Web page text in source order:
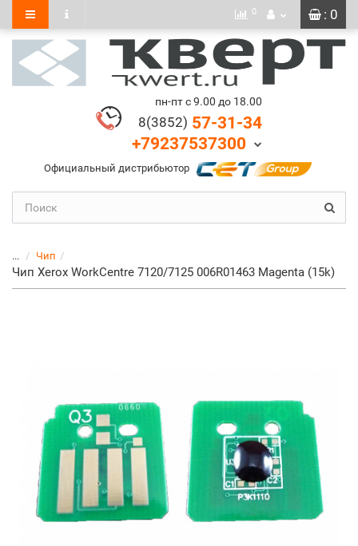
: 0
0
пн-пт с 9.00 до 18.00
8(3852) 57-31-34
+79237537300
Официальный дистрибьютор
... Чип
Чип Xerox WorkCentre 7120/7125 006R01463 Magenta (15k)